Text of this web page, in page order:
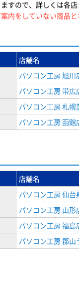
すので、詳しくは各店
内をしていない商品と
店舗名
パソコン工房 旭川
パソコン工房 帯広
パソコン⼯房 札幌
パソコン工房 函館
店舗名
パソコン工房 仙台
パソコン工房 山形
パソコン工房 福島
パソコン工房 郡山